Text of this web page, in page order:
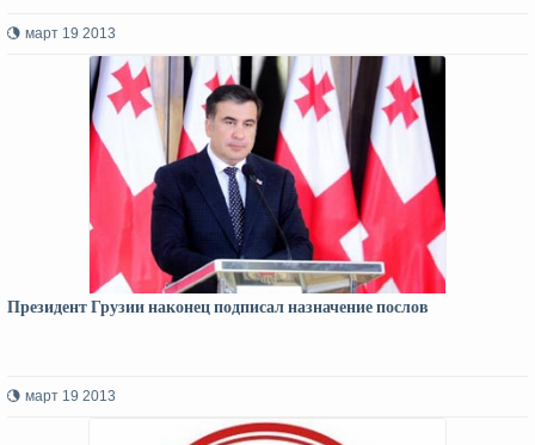
март 19 2013
Президент Грузии наконец подписал назначение послов
март 19 2013